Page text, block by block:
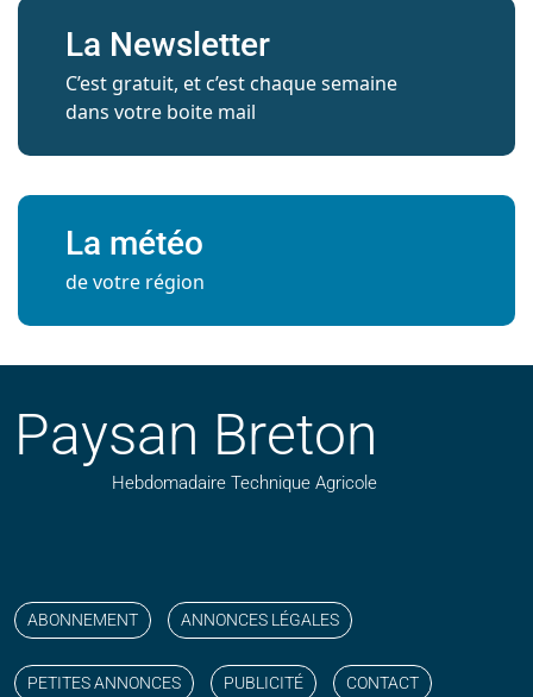
La Newsletter
C’est gratuit, et c’est chaque semaine
dans votre boite mail
La météo
de votre région
Paysan Breton
Hebdomadaire Technique Agricole
ABONNEMENT ANNONCES LÉGALES
PETITES ANNONCES PUBLICITÉ CONTACT